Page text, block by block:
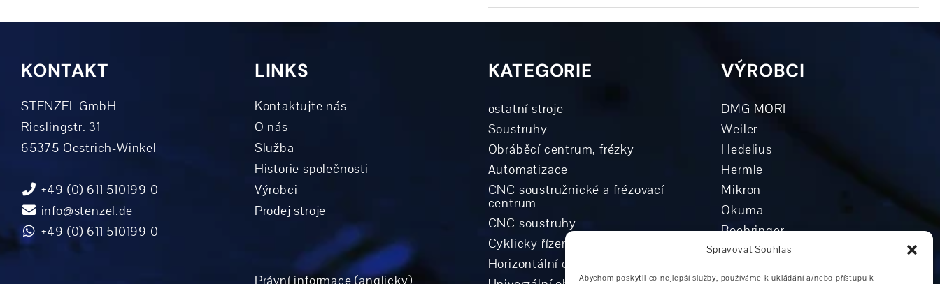
Spravovat Souhlas
Abychom poskytli co nejlepší služby, používáme k ukládání a/nebo přístupu k
KONTAKT
STENZEL GmbH
Rieslingstr. 31
65375 Oestrich-Winkel
+49 (0) 611 510199 0
info@stenzel.de
+49 (0) 611 510199 0
LINKS
Kontaktujte nás
O nás
Služba
Historie společnosti
Výrobci
Prodej stroje
Právní informace (anglicky)
KATEGORIE
ostatní stroje
Soustruhy
Obráběcí centrum, frézky
Automatizace
CNC soustružnické a frézovací
centrum
CNC soustruhy
Cyklicky řízené soustruhy
Horizontální obráběcí centrum
VÝROBCI
DMG MORI
Weiler
Hedelius
Hermle
Mikron
Okuma
Boehringer
Grob
Ostatní výrobci